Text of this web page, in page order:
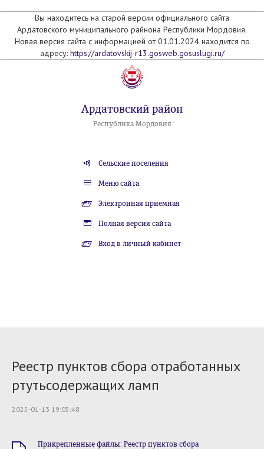
Вы находитесь на старой версии официального сайта
Ардатовского муниципального райнона Республики Мордовия.
Новая версия сайта с информацией от 01.01.2024 находится по
адресу: https://ardatovskij-r13.gosweb.gosuslugi.ru/
Ардатовский район
Республика Мордовия
Сельские поселения
Меню сайта
Электронная приемная
Полная версия сайта
Вход в личный кабинет
Реестр пунктов сбора отработанных
ртутьсодержащих ламп
2025-01-13 19:05:48
Прикрепленные файлы: Реестр пунктов сбора